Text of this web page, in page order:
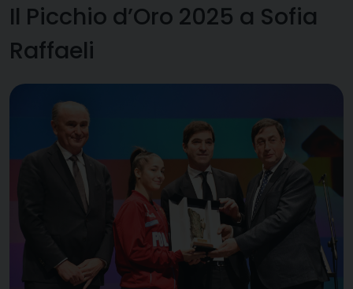
Il Picchio d’Oro 2025 a Sofia
Raffaeli